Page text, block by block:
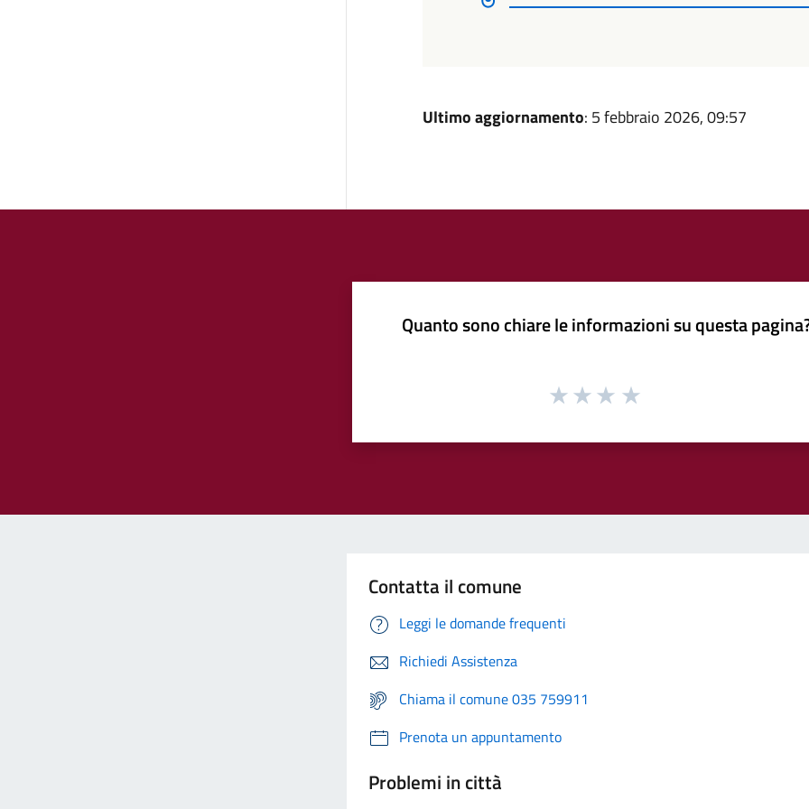
Ultimo aggiornamento: 5 febbraio 2026, 09:57
Quanto sono chiare le informazioni su questa
Contatta il comune
Leggi le domande frequenti
Richiedi Assistenza
Chiama il comune 035 759911
Prenota un appuntamento
Problemi in città